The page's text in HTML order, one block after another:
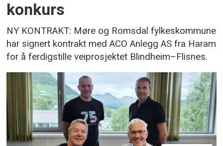
konkurs
NY KONTRAKT: Møre og Romsdal fylkeskommune
har signert kontrakt med ACO Anlegg AS fra Haram
for å ferdigstille veiprosjektet Blindheim–Flisnes.